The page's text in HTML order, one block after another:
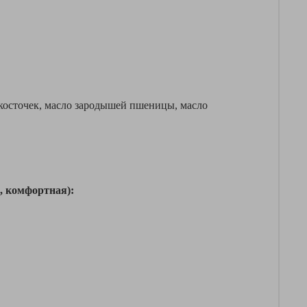
масло зародышей пшеницы, масло
комфортная):